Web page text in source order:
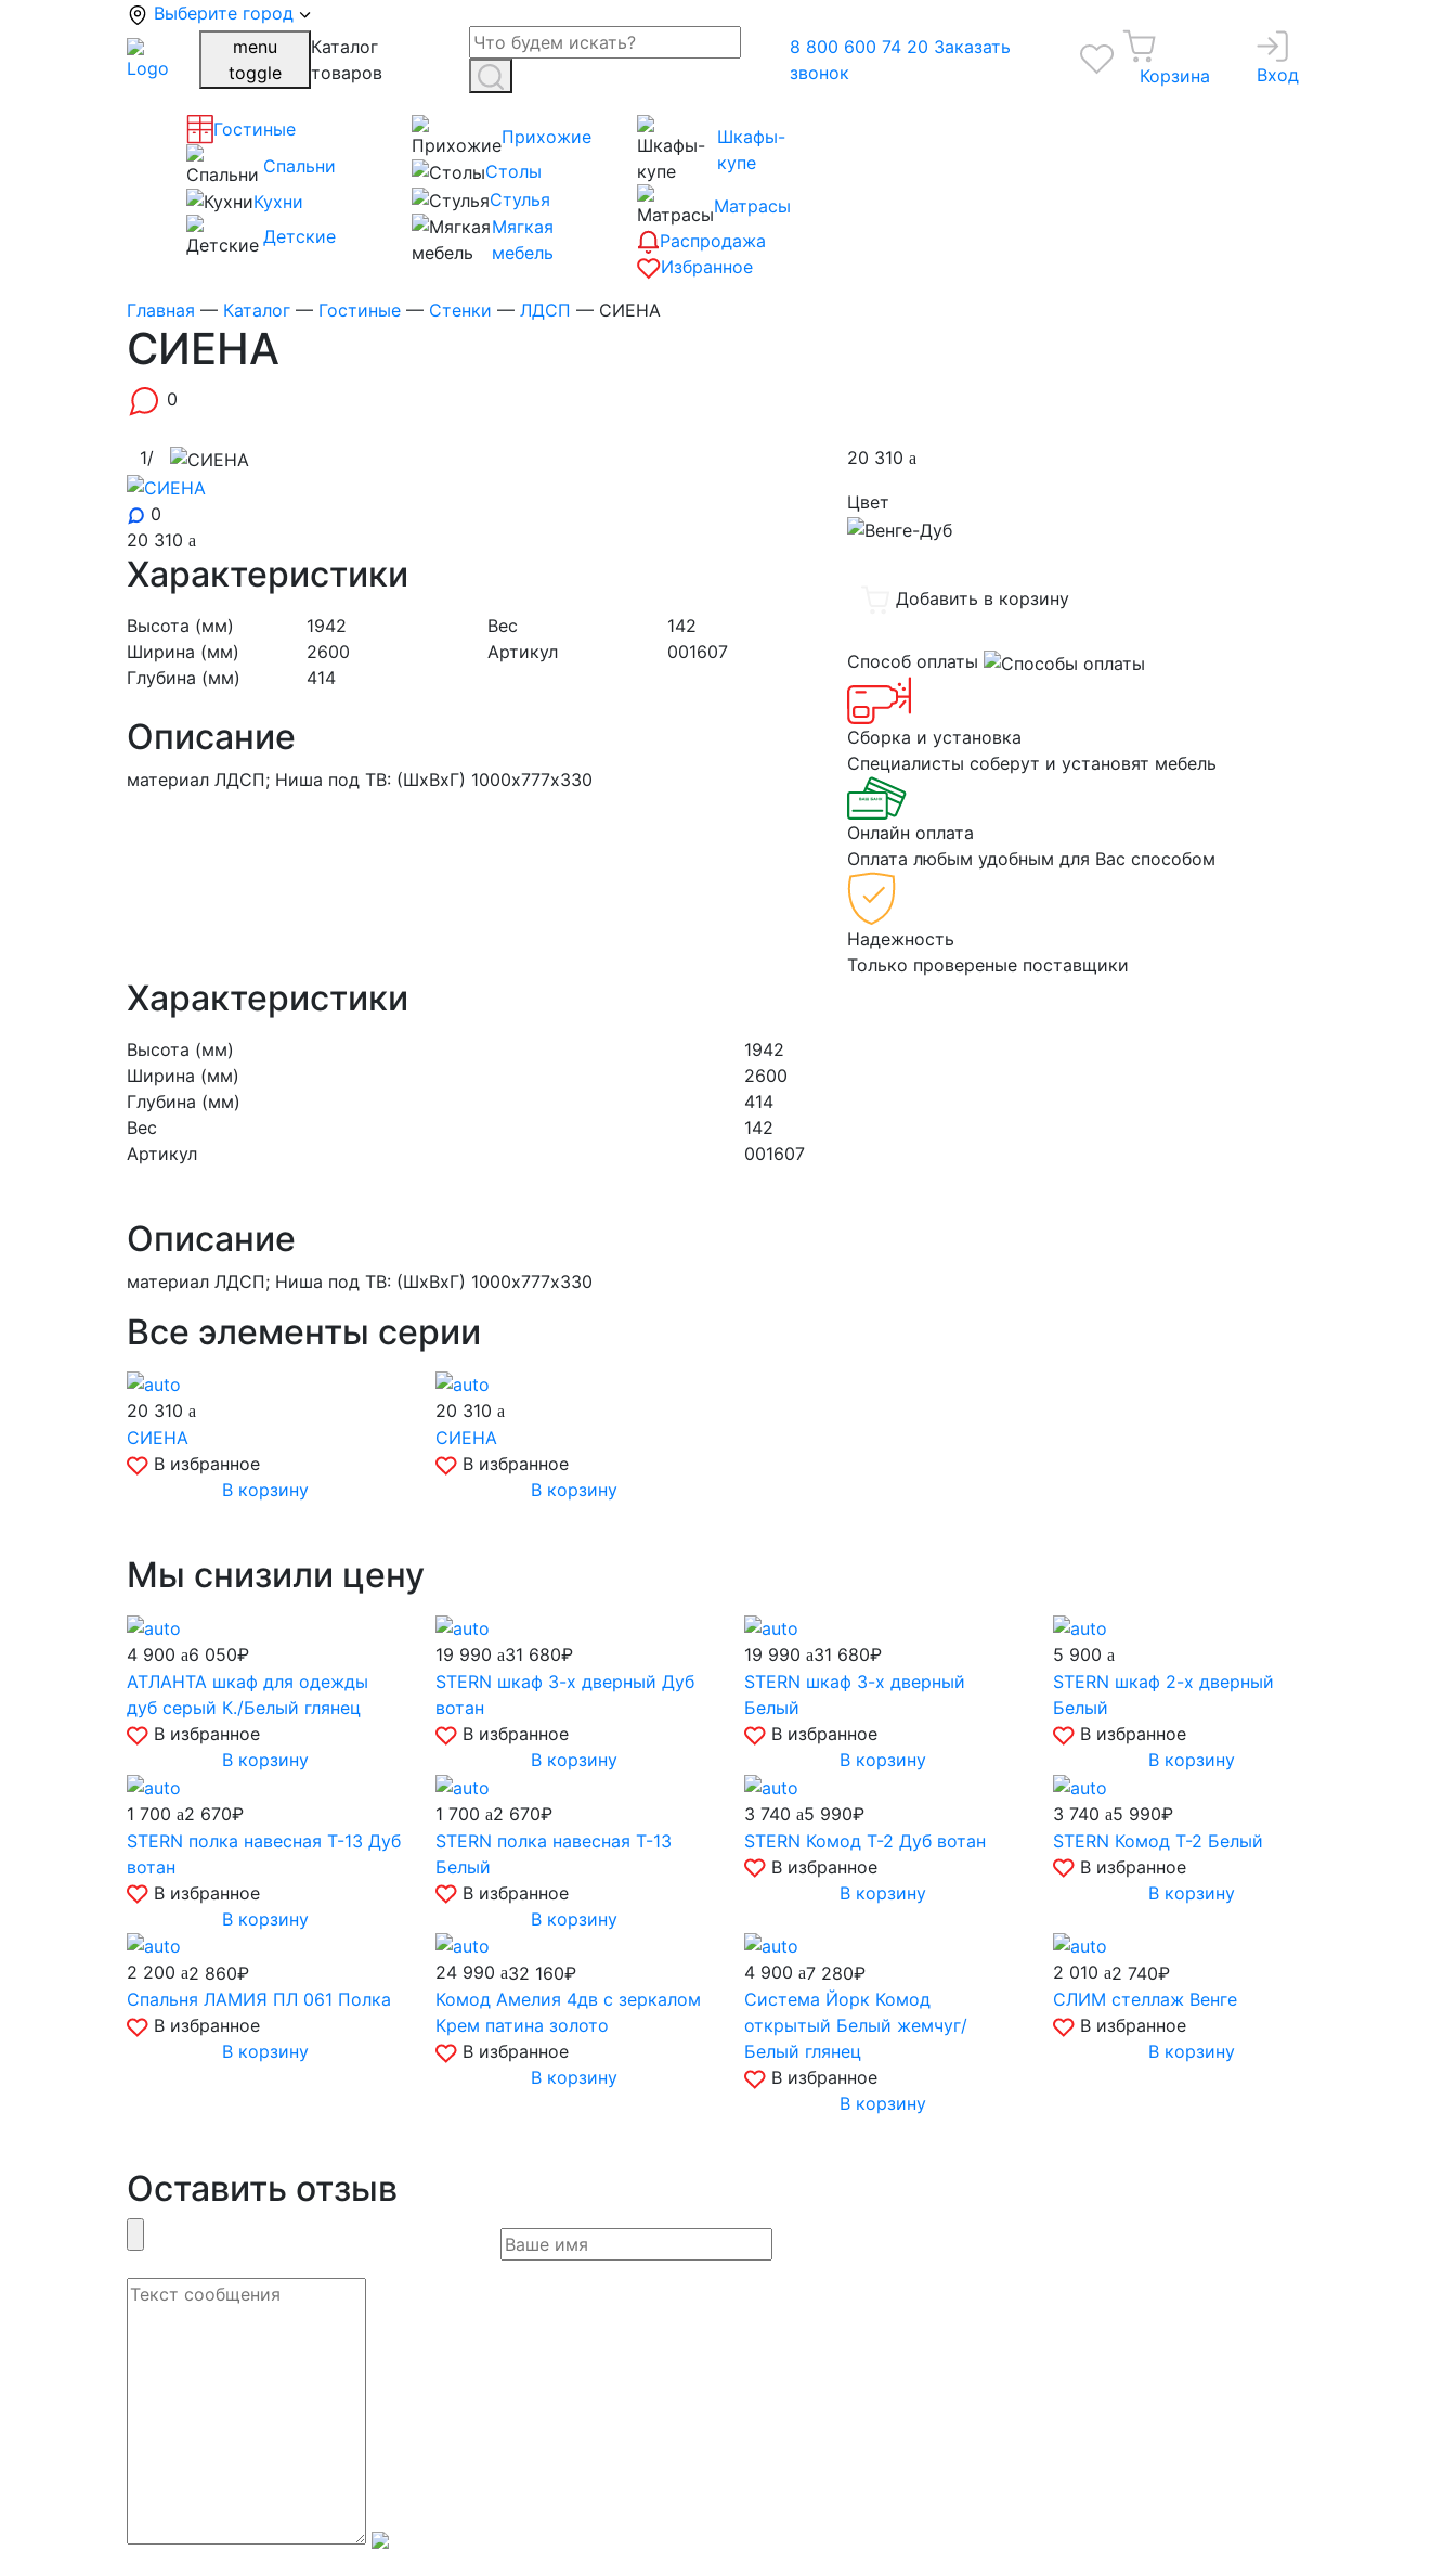
Выберите город
menu
toggle
Каталог
товаров
8 800 600 74 20 Заказать
звонок
Корзина Вход
Гостиные
Спальни
Кухни
Детские
Прихожие
Столы
Стулья
Мягкая
мебель
Шкафы-
купе
Матрасы
Распродажа
Избранное
Главная — Каталог — Гостиные — Стенки — ЛДСП — СИЕНА
СИЕНА
0
1/
0
20 310
Характеристики
Высота (мм)
1942
Ширина (мм)
2600
Глубина (мм)
414
Вес
142
Артикул
001607
Описание
материал ЛДСП; Ниша под ТВ: (ШхВхГ) 1000х777х330
20 310
Цвет
Добавить в корзину
Способ оплаты
Сборка и установка
Специалисты соберут и установят мебель
Онлайн оплата
Оплата любым удобным для Вас способом
Надежность
Только провереные поставщики
Характеристики
Высота (мм)
1942
Ширина (мм)
2600
Глубина (мм)
414
Вес
142
Артикул
001607
Описание
материал ЛДСП; Ниша под ТВ: (ШхВхГ) 1000х777х330
Все элементы серии
20 310
СИЕНА
В избранное
В корзину
20 310
СИЕНА
В избранное
В корзину
Мы снизили цену
4 900
6 050₽
АТЛАНТА шкаф для одежды
дуб серый К./Белый глянец
В избранное
В корзину
19 990
31 680₽
STERN шкаф 3-х дверный Дуб
вотан
В избранное
В корзину
19 990
31 680₽
STERN шкаф 3-х дверный
Белый
В избранное
В корзину
5 900
STERN шкаф 2-х дверный
Белый
В избранное
В корзину
1 700
2 670₽
STERN полка навесная Т-13 Дуб
вотан
В избранное
В корзину
1 700
2 670₽
STERN полка навесная Т-13
Белый
В избранное
В корзину
3 740
5 990₽
STERN Комод Т-2 Дуб вотан
В избранное
В корзину
3 740
5 990₽
STERN Комод Т-2 Белый
В избранное
В корзину
2 200
2 860₽
Спальня ЛАМИЯ ПЛ 061 Полка
В избранное
В корзину
24 990
32 160₽
Комод Амелия 4дв с зеркалом
Крем патина золото
В избранное
В корзину
4 900
7 280₽
Система Йорк Комод
открытый Белый жемчуг/
Белый глянец
В избранное
В корзину
2 010
2 740₽
СЛИМ стеллаж Венге
В избранное
В корзину
Оставить отзыв